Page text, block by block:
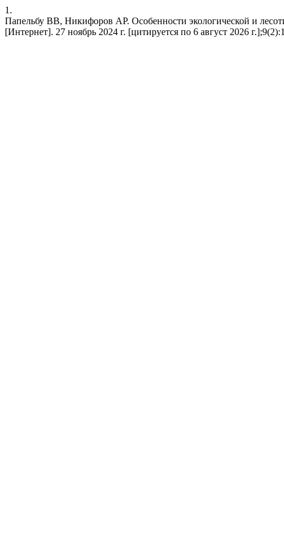
1.
Папельбу ВВ, Никифоров АР. Особенности экологической и
[Интернет]. 27 ноябрь 2024 г. [цитируется по 6 август 2026